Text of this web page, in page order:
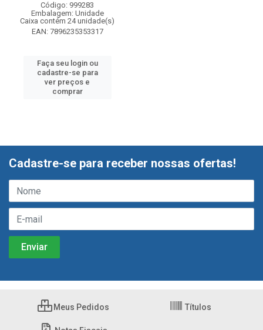
Código: 999283
Embalagem: Unidade
Caixa contém 24 unidade(s)
EAN: 7896235353317
Faça seu login ou
cadastre-se para
ver preços e
comprar
Cadastre-se para receber nossas ofertas!
Meus Pedidos Títulos